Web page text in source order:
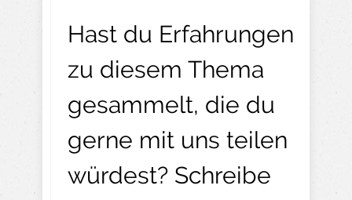
Hast du Erfahrungen
zu diesem Thema
gesammelt, die du
gerne mit uns teilen
würdest? Schreibe